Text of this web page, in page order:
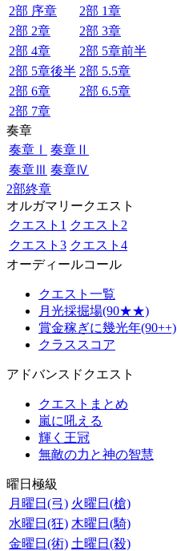
2部 序章
2部 1章
2部 2章
2部 3章
2部 4章
2部 5章前半
2部 5章後半 2部 5.5章
2部 6章
2部 6.5章
2部 7章
奏章
奏章Ⅰ
奏章Ⅱ
奏章Ⅲ 奏章Ⅳ
2部終章
オルガマリークエスト
クエスト1 クエスト2
クエスト3 クエスト4
オーディールコール
クエスト一覧
月光採掘場(90★★)
賞金稼ぎに幾光年(90++)
クラススコア
アドバンスドクエスト
クエストまとめ
嵐に吼える
輝く王冠
無敵の力と神の智慧
曜日極級
月曜日(弓) 火曜日(槍)
水曜日(狂) 木曜日(騎)
金曜日(術) 土曜日(殺)